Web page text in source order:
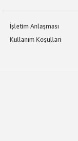
İşletim Anlaşması
Kullanım Koşulları